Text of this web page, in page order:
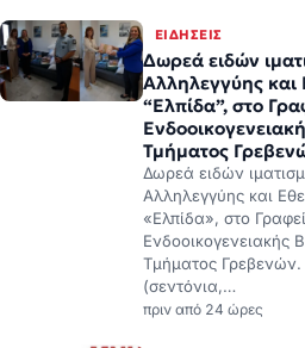
“Ελπίδα”, στο
Τμήματος
Δωρεά ειδών
Αλληλεγγύης και
«Ελπίδα», στο
Ενδοοικογενειακής
Τμήματος
(σεντόνια,…
πριν από 24 ώρες
ΕΙΔΉΣΕΙΣ
17ος